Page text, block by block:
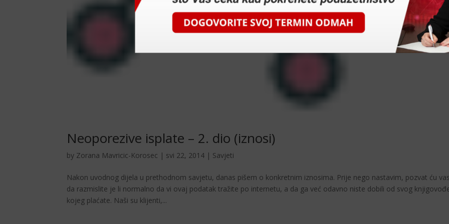
Neoporezive isplate – 2. dio (iznosi)
by Zorana Mavricic-Korosec | svi 22, 2014| Savjeti
Nakon uvodnog dijela u prethodnom savjetu, danas pišem o konkretnim iznosima. Prije nego nastavim, pozvat ću
da razmislite je li normalno da vi ovaj podatak tražite po internetu, a da ga već odavno niste dobili od svog
kojeg plaćate. Naši su klijenti,...